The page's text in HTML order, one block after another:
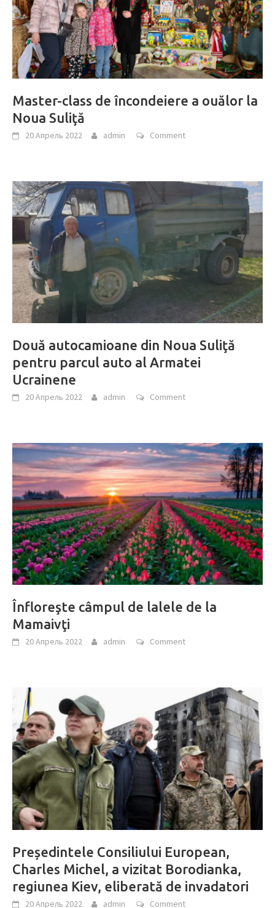
Master-class de încondeiere a ouălor la
Noua Suliţă
20 Апрель 2022 admin Comment
Două autocamioane din Noua Suliţă
pentru parcul auto al Armatei
Ucrainene
20 Апрель 2022 admin Comment
Înfloreşte câmpul de lalele de la
Mamaivţi
20 Апрель 2022 admin Comment
Președintele Consiliului European,
Charles Michel, a vizitat Borodianka,
regiunea Kiev, eliberată de invadatori
20 Апрель 2022 admin Comment